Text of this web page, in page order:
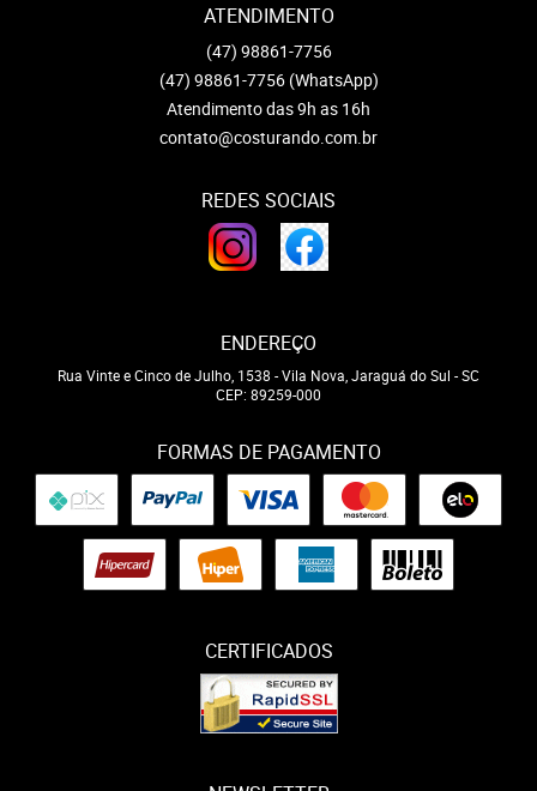
ATENDIMENTO
(47) 98861-7756
(47) 98861-7756 (WhatsApp)
Atendimento das 9h as 16h
contato@costurando.com.br
REDES SOCIAIS
ENDEREÇO
Rua Vinte e Cinco de Julho, 1538 -Vila Nova, Jaraguá do Sul -SC
CEP: 89259-000
FORMAS DE PAGAMENTO
CERTIFICADOS